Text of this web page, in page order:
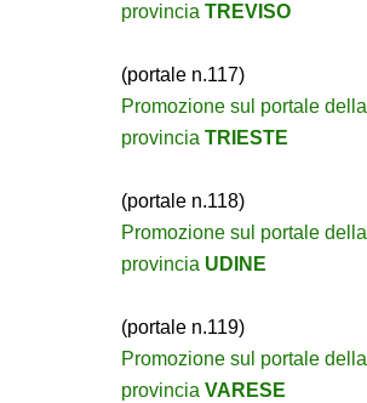
provincia TREVISO
(portale n.117)
Promozione sul portale della
provincia TRIESTE
(portale n.118)
Promozione sul portale della
provincia UDINE
(portale n.119)
Promozione sul portale della
provincia VARESE